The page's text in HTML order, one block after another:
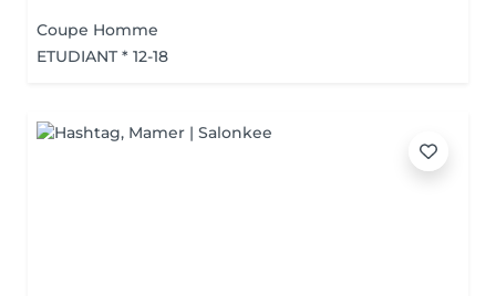
Coupe Homme
ETUDIANT * 12-18